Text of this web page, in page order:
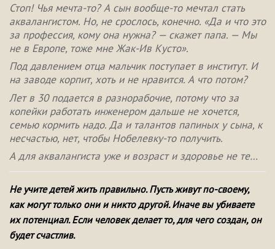
Стоп! Чья мечта-то? А сын вообще-то мечтал стать
аквалангистом. Но, не срослось, конечно. «Да и что это
за профессия, кому она нужна? — скажет папа. — Мы
не в Европе, тоже мне Жак-Ив Кусто».
Под давлением отца мальчик поступает в институт. И
на заводе корпит, хоть и не нравится. А что потом?
Лет в 30 подается в разнорабочие, потому что за
копейки работать инженером дальше не хочется,
семью кормить надо. Да и талантов папиных у сына, к
несчастью, нет, чтобы Нобелевку-то получить.
А для аквалангиста уже и возраст и здоровье не те…
Не учите детей жить правильно. Пусть живут по-своему,
как могут только они и никто другой. Иначе вы убиваете
их потенциал. Если человек делает то, для чего создан, он
будет счастлив.